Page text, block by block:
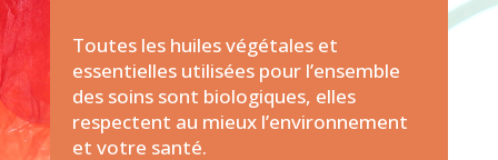
Toutes les huiles végétales et
essentielles utilisées pour l’ensemble
des soins sont biologiques, elles
respectent au mieux l’environnement
et votre santé.